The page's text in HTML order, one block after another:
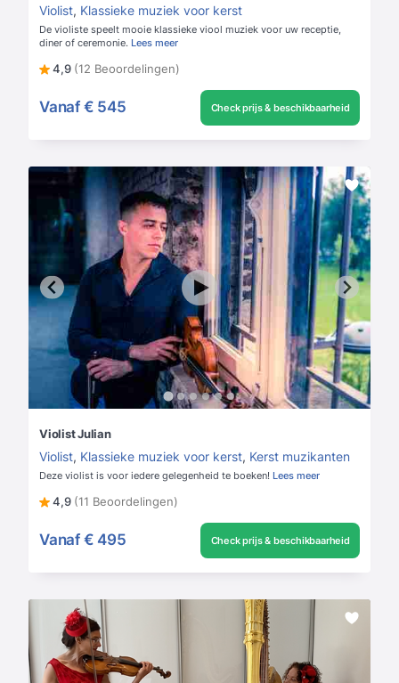
Violist, Klassieke muziek voor kerst
De violiste speelt mooie klassieke viool muziek voor uw receptie,
diner of ceremonie. Lees meer
4,9 (12 Beoordelingen)
Vanaf € 545 Check prijs & beschikbaarheid
Violist Julian
Violist, Klassieke muziek voor kerst, Kerst muzikanten
Deze violist is voor iedere gelegenheid te boeken! Lees meer
4,9 (11 Beoordelingen)
Vanaf € 495 Check prijs & beschikbaarheid